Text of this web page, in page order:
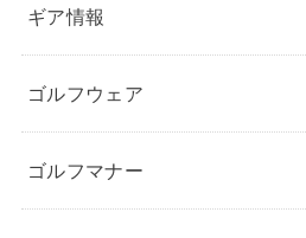
ギア情報
ゴルフウェア
ゴルフマナー